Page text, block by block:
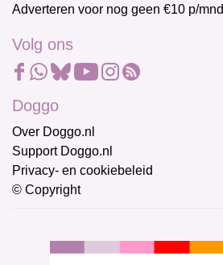
Adverteren voor nog geen €10 p/mnd
Volg ons
Doggo
Over Doggo.nl
Support Doggo.nl
Privacy- en cookiebeleid
© Copyright